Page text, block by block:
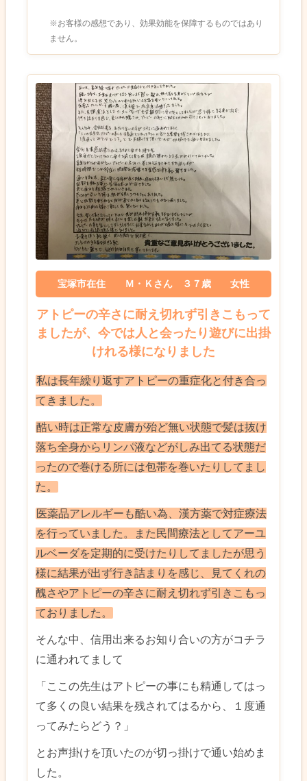
※お客様の感想であり、効果効能を保障するものではあり
ません。
アトピーの辛さに耐え切れず引きこもって
ましたが、今では人と会ったり遊びに出掛
けれる様になりました
宝塚市在住 Ｍ・Ｋさん ３７歳 女性
私は長年繰り返すアトピーの重症化と付き合っ
てきました。
酷い時は正常な皮膚が殆ど無い状態で髪は抜け
落ち全身からリンパ液などがしみ出てる状態だ
ったので巻ける所には包帯を巻いたりしてまし
た。
医薬品アレルギーも酷い為、漢方薬で対症療法
を行っていました。また民間療法としてアーユ
ルベーダを定期的に受けたりしてましたが思う
様に結果が出ず行き詰まりを感じ、見てくれの
醜さやアトピーの辛さに耐え切れず引きこもっ
ておりました。
そんな中、信用出来るお知り合いの方がコチラ
に通われてまして
「ここの先生はアトピーの事にも精通してはっ
て多くの良い結果を残されてはるから、１度通
ってみたらどう？」
とお声掛けを頂いたのが切っ掛けで通い始めま
した。